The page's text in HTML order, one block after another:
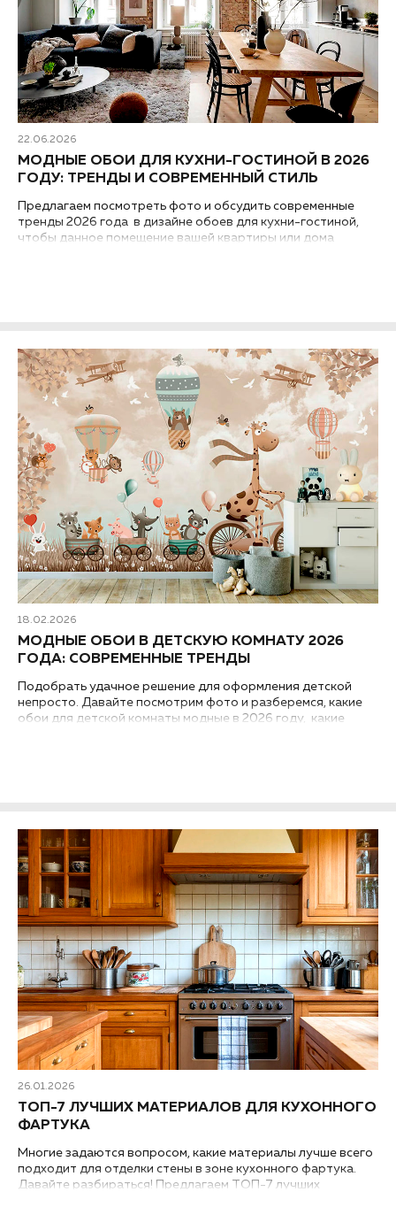
22.06.2026
МОДНЫЕ ОБОИ ДЛЯ КУХНИ-ГОСТИНОЙ В 2026
ГОДУ: ТРЕНДЫ И СОВРЕМЕННЫЙ СТИЛЬ
Предлагаем посмотреть фото и обсудить современные
тренды 2026 года в дизайне обоев для кухни-гостиной,
чтобы данное помещение вашей квартиры или дома
18.02.2026
МОДНЫЕ ОБОИ В ДЕТСКУЮ КОМНАТУ 2026
ГОДА: СОВРЕМЕННЫЕ ТРЕНДЫ
Подобрать удачное решение для оформления детской
непросто. Давайте посмотрим фото и разберемся, какие
обои для детской комнаты модные в 2026 году, какие
26.01.2026
ТОП-7 ЛУЧШИХ МАТЕРИАЛОВ ДЛЯ КУХОННОГО
ФАРТУКА
Многие задаются вопросом, какие материалы лучше всего
подходит для отделки стены в зоне кухонного фартука.
Давайте разбираться! Предлагаем ТОП-7 лучших